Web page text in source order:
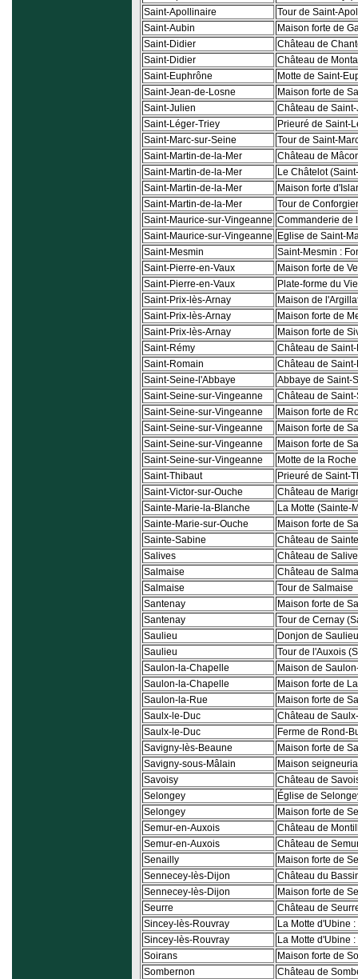
Saint-Apollinaire
Tour de Saint-
Saint-Aubin
Maison forte de
Saint-Didier
Château de
Saint-Didier
Château de
Saint-Euphrône
Motte de Saint-
Saint-Jean-de-Losne
Maison forte de
Saint-Julien
Château de
Saint-Léger-Triey
Prieuré de Saint-
Saint-Marc-sur-Seine
Tour de Saint-
Saint-Martin-de-la-Mer
Château de
Saint-Martin-de-la-Mer
Le Châtelot
Saint-Martin-de-la-Mer
Maison forte
Saint-Martin-de-la-Mer
Tour de
Saint-Maurice-sur-Vingeanne Commanderie de
Saint-Maurice-sur-Vingeanne
Eglise de Saint-
Saint-Mesmin
Saint-Mesmin :
Saint-Pierre-en-Vaux
Maison forte de
Saint-Pierre-en-Vaux
Plate-forme du
Saint-Prix-lès-Arnay
Maison de
Saint-Prix-lès-Arnay
Maison forte de
Saint-Prix-lès-Arnay
Maison forte de
Saint-Rémy
Château de
Saint-Romain
Château de
Saint-Seine-l'Abbaye
Abbaye de Saint-
Saint-Seine-sur-Vingeanne
Château de
Saint-Seine-sur-Vingeanne
Maison forte de
Saint-Seine-sur-Vingeanne
Maison forte de
Saint-Seine-sur-Vingeanne
Maison forte de
Saint-Seine-sur-Vingeanne
Motte de la
Saint-Thibaut
Prieuré de Saint-
Saint-Victor-sur-Ouche
Château de
Sainte-Marie-la-Blanche
La Motte (Sainte-
Sainte-Marie-sur-Ouche
Maison forte de
Sainte-Sabine
Château de
Salives
Château de
Salmaise
Château de
Salmaise
Tour de Salmaise
Santenay
Maison forte de
Santenay
Tour de Cernay
Saulieu
Donjon de Saulieu
Saulieu
Tour de l'Auxois
Saulon-la-Chapelle
Maison de
Saulon-la-Chapelle
Maison forte de
Saulon-la-Rue
Maison forte de
Saulx-le-Duc
Château de
Saulx-le-Duc
Ferme de Rond-
Savigny-lès-Beaune
Maison forte de
Savigny-sous-Mâlain
Maison
Savoisy
Château de
Selongey
Église de
Selongey
Maison forte de
Semur-en-Auxois
Château de
Semur-en-Auxois
Château de
Senailly
Maison forte de
Sennecey-lès-Dijon
Château du
Sennecey-lès-Dijon
Maison forte de
Seurre
Château de
Sincey-lès-Rouvray
La Motte d'Ubine
Sincey-lès-Rouvray
La Motte d'Ubine
Soirans
Maison forte de
Sombernon
Château de